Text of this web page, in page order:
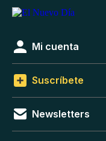
Mi cuenta
Suscríbete
Newsletters